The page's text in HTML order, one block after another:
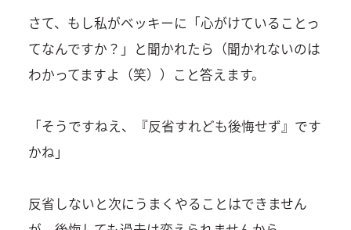
さて、もし私がベッキーに「心がけていることっ
てなんですか？」と聞かれたら（聞かれないのは
わかってますよ（笑））こと答えます。
「そうですねえ、『反省すれども後悔せず』です
かね」
反省しないと次にうまくやることはできません